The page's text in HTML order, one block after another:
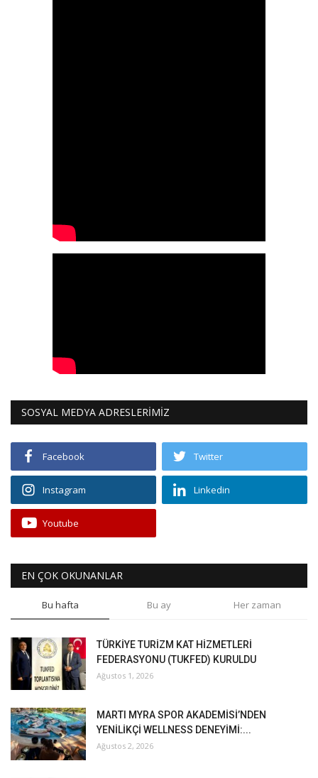
SOSYAL MEDYA ADRESLERİMİZ
Facebook Twitter
Instagram Linkedin
Youtube
EN ÇOK OKUNANLAR
Bu hafta Bu ay Her zaman
TÜRKİYE TURİZM KAT HİZMETLERİ
FEDERASYONU (TUKFED) KURULDU
Ağustos 1, 2026
MARTI MYRA SPOR AKADEMİSİ’NDEN
YENİLİKÇİ WELLNESS DENEYİMİ:...
Ağustos 2, 2026